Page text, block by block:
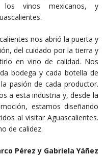
los vinos mexicanos, y
nos abrió la puerta y
del cuidado por la tierra y
en vino de calidad. Nos
bodega y cada botella de
pasión de cada productor.
a esta industria y, desde la
estamos diseñando
al visitar Aguascalientes.
de calidez.
Pérez y Gabriela Yáñez